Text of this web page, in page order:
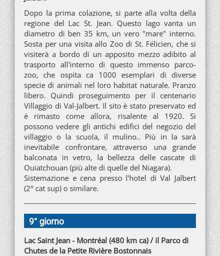
Dopo la prima colazione, si parte alla volta della
regione del Lac St. Jean. Questo lago vanta un
diametro di ben 35 km, un vero "mare" interno.
Sosta per una visita allo Zoo di St. Félicien, che si
visiterà a bordo di un apposito mezzo adibito al
trasporto all'interno di questo immenso parco-
zoo, che ospita ca 1000 esemplari di diverse
specie di animali nel loro habitat naturale. Pranzo
libero. Quindi proseguimento per il centenario
Villaggio di Val-Jalbert. Il sito è stato preservato ed
è rimasto come allora, risalente al 1920. Si
possono vedere gli antichi edifici del negozio del
villaggio o la scuola, il mulino.. Più in la sarà
inevitabile confrontare, attraverso una grande
balconata in vetro, la bellezza delle cascate di
Ouiatchouan (più alte di quelle del Niagara).
Sistemazione e cena presso l'hotel di Val Jalbert
(2° cat sup) o similare.
9° giorno
Lac Saint Jean - Montréal (480 km ca) / il Parco di
Chutes de la Petite Rivière Bostonnais